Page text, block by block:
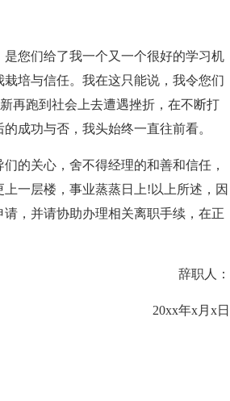
您们给了我一个又一个很好的学习机
培与信任。我在这只能说，我令您们
再跑到社会上去遭遇挫折，在不断打
成功与否，我头始终一直往前看。
的关心，舍不得经理的和善和信任，
一层楼，事业蒸蒸日上!以上所述，因
，并请协助办理相关离职手续，在正
辞职人：
20xx年x月x日